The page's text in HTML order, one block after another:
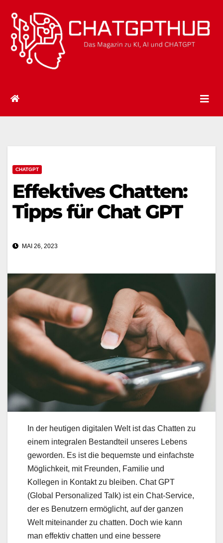
Inhalt
springen
CHATGPT
Effektives Chatten:
Tipps für Chat GPT
MAI 26, 2023
In der heutigen digitalen Welt ist das Chatten zu
einem integralen Bestandteil unseres Lebens
geworden. Es ist die bequemste und einfachste
Möglichkeit, mit Freunden, Familie und
Kollegen in Kontakt zu bleiben. Chat GPT
(Global Personalized Talk) ist ein Chat-Service,
der es Benutzern ermöglicht, auf der ganzen
Welt miteinander zu chatten. Doch wie kann
man effektiv chatten und eine bessere